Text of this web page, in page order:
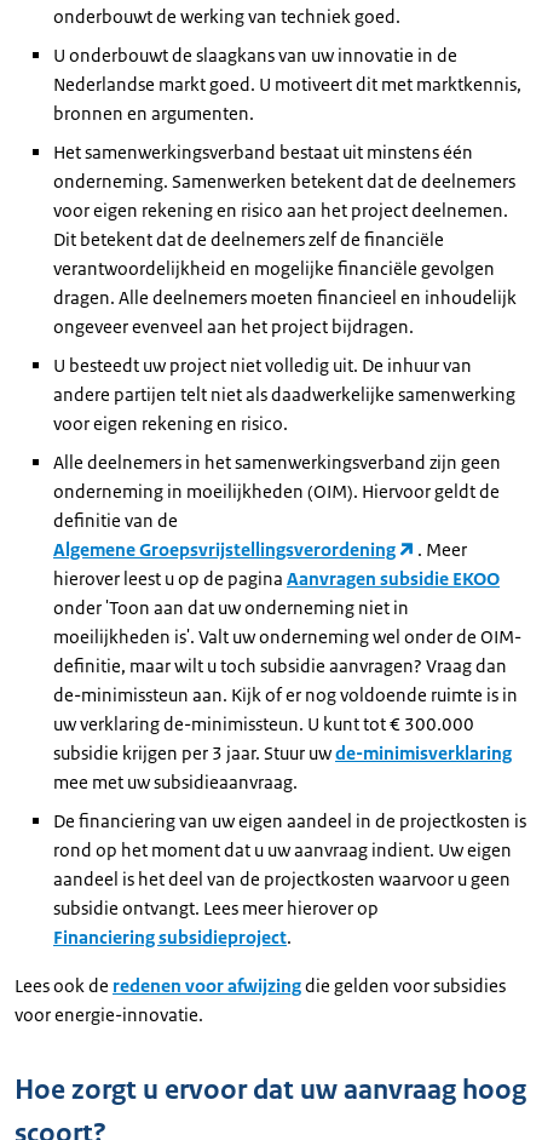
onderbouwt de werking van techniek goed.
U onderbouwt de slaagkans van uw innovatie in de
Nederlandse markt goed. U motiveert dit met marktkennis,
bronnen en argumenten.
Het samenwerkingsverband bestaat uit minstens één
onderneming. Samenwerken betekent dat de deelnemers
voor eigen rekening en risico aan het project deelnemen.
Dit betekent dat de deelnemers zelf de financiële
verantwoordelijkheid en mogelijke financiële gevolgen
dragen. Alle deelnemers moeten financieel en inhoudelijk
ongeveer evenveel aan het project bijdragen.
U besteedt uw project niet volledig uit. De inhuur van
andere partijen telt niet als daadwerkelijke samenwerking
voor eigen rekening en risico.
Alle deelnemers in het samenwerkingsverband zijn geen
onderneming in moeilijkheden (OIM). Hiervoor geldt de
definitie van de
Algemene Groepsvrijstellingsverordening
. Meer
hierover leest u op de pagina Aanvragen subsidie EKOO
onder 'Toon aan dat uw onderneming niet in
moeilijkheden is'. Valt uw onderneming wel onder de OIM-
definitie, maar wilt u toch subsidie aanvragen? Vraag dan
de-minimissteun aan. Kijk of er nog voldoende ruimte is in
uw verklaring de-minimissteun. U kunt tot € 300.000
subsidie krijgen per 3 jaar. Stuur uwde-minimisverklaring
mee met uw subsidieaanvraag.
De financiering van uw eigen aandeel in de projectkosten is
rond op het moment dat u uw aanvraag indient. Uw eigen
aandeel is het deel van de projectkosten waarvoor u geen
subsidie ontvangt. Lees meer hierover op
Financiering subsidieproject.
Lees ook de redenen voor afwijzingdie gelden voor subsidies
voor energie-innovatie.
Hoe zorgt u ervoor dat uw aanvraag hoog
scoort?